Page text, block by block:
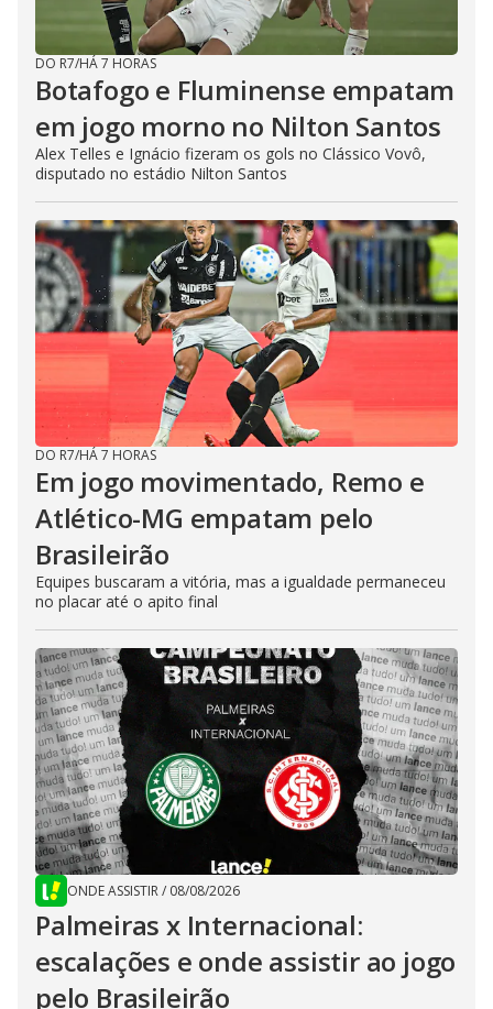
DO R7/HÁ 7 HORAS
Botafogo e Fluminense empatam
em jogo morno no Nilton Santos
Alex Telles e Ignácio fizeram os gols no Clássico Vovô,
disputado no estádio Nilton Santos
DO R7/HÁ 7 HORAS
Em jogo movimentado, Remo e
Atlético-MG empatam pelo
Brasileirão
Equipes buscaram a vitória, mas a igualdade permaneceu
no placar até o apito final
ONDE ASSISTIR/ 08/08/2026
Palmeiras x Internacional:
escalações e onde assistir ao jogo
pelo Brasileirão